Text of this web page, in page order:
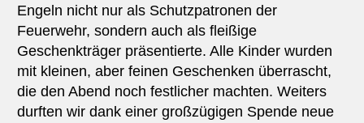
Engeln nicht nur als Schutzpatronen der
Feuerwehr, sondern auch als fleißige
Geschenkträger präsentierte. Alle Kinder wurden
mit kleinen, aber feinen Geschenken überrascht,
die den Abend noch festlicher machten. Weiters
durften wir dank einer großzügigen Spende neue